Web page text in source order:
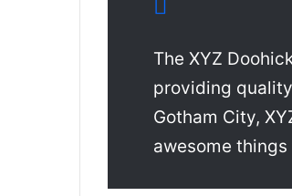
The XYZ
providing
Gotham City,
awesome